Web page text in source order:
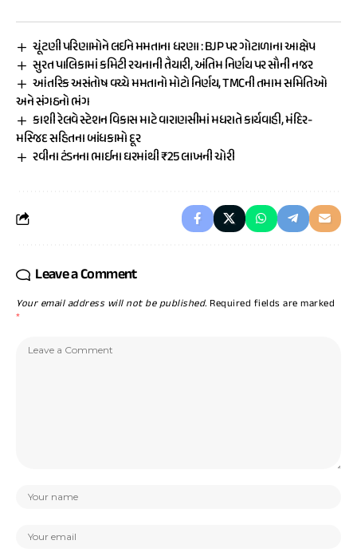
ચૂંટણી પરિણામોને લઈને મમતાના ધરણા : BJP પર ગોટાળાના આક્ષેપ
સુરત પાલિકામાં કમિટી રચનાની તૈયારી, અંતિમ નિર્ણય પર સૌની નજર
આંતરિક અસંતોષ વચ્ચે મમતાનો મોટો નિર્ણય, TMCની તમામ સમિતિઓ
અને સંગઠનો ભંગ
કાશી રેલવે સ્ટેશન વિકાસ માટે વારાણસીમાં મધરાતે કાર્યવાહી, મંદિર-
મસ્જિદ સહિતના બાંધકામો દૂર
રવીના ટંડનના ભાઈના ઘરમાંથી ₹25 લાખની ચોરી
Leave a Comment
Your email address will not be published. Required fields are marked
*